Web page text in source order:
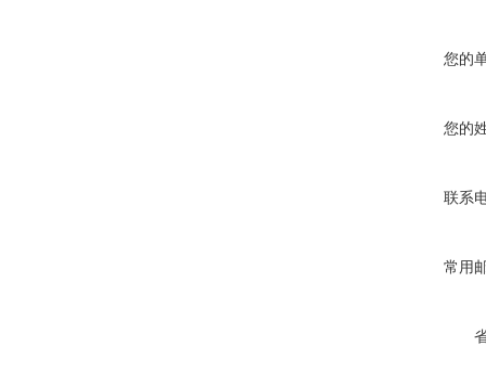
您的
您的
联系
常用